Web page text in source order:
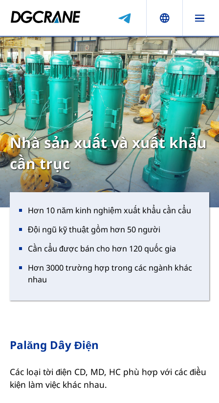
Nhà sản xuất và xuất khẩu
cần trục
Hơn 10 năm kinh nghiệm xuất khẩu cần cẩu
Đội ngũ kỹ thuật gồm hơn 50 người
Cần cẩu được bán cho hơn 120 quốc gia
Hơn 3000 trường hợp trong các ngành khác
nhau
Palăng Dây Điện
Các loại tời điện CD, MD, HC phù hợp với các điều
kiện làm việc khác nhau.